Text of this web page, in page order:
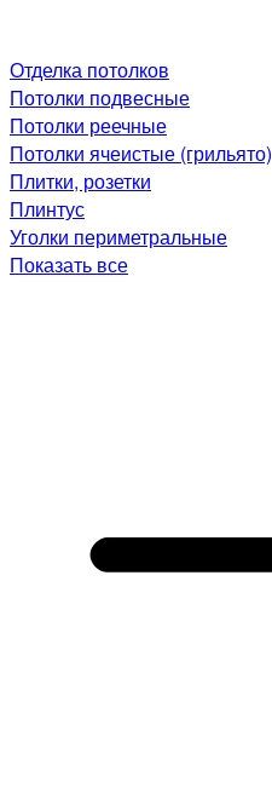
Отделка потолков
Потолки подвесные
Потолки реечные
Потолки ячеистые (грильято)
Плитки, розетки
Плинтус
Уголки периметральные
Показать все